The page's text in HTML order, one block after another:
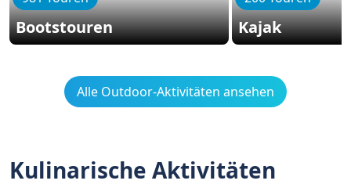
Bootstouren Kajak
Alle Outdoor-Aktivitäten ansehen
Kulinarische Aktivitäten